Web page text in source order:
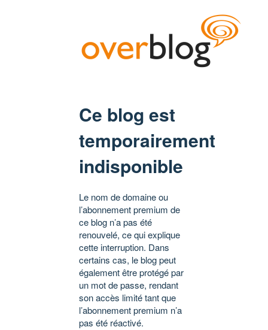
Ce blog est
temporairement
indisponible
Le nom de domaine ou
l’abonnement premium de
ce blog n’a pas été
renouvelé, ce qui explique
cette interruption. Dans
certains cas, le blog peut
également être protégé par
un mot de passe, rendant
son accès limité tant que
l’abonnement premium n’a
pas été réactivé.